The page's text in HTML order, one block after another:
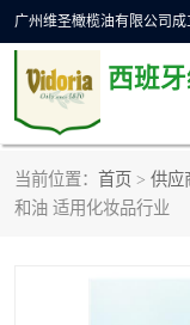
西班
当前位置： 首页 > 供应
和油 适用化妆品行业
橄榄油